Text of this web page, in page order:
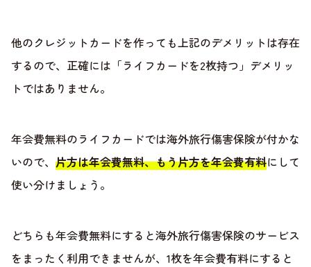
他のクレジットカードを作っても上記のデメリットは存在
するので、正確には「ライフカードを2枚持つ」デメリッ
トではありません。
年会費無料のライフカードでは海外旅行傷害保険が付かな
いので、 片方は年会費無料、もう片方を年会費有料にして
使い分けましょう。
どちらも年会費無料にすると海外旅行傷害保険のサービス
をまったく利用できませんが、1枚を年会費有料にすると